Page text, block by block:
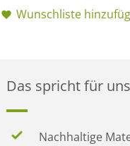
Wunschliste
Das spricht für uns
Nachhaltige